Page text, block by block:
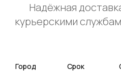
Надёжная
курьерскими
Город Срок